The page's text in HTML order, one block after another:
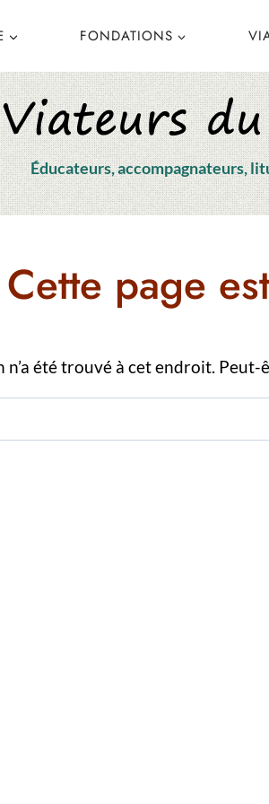
FONDATIONS
Éducateurs, accompagnateurs,
page
été trouvé à cet endroit. Peut-